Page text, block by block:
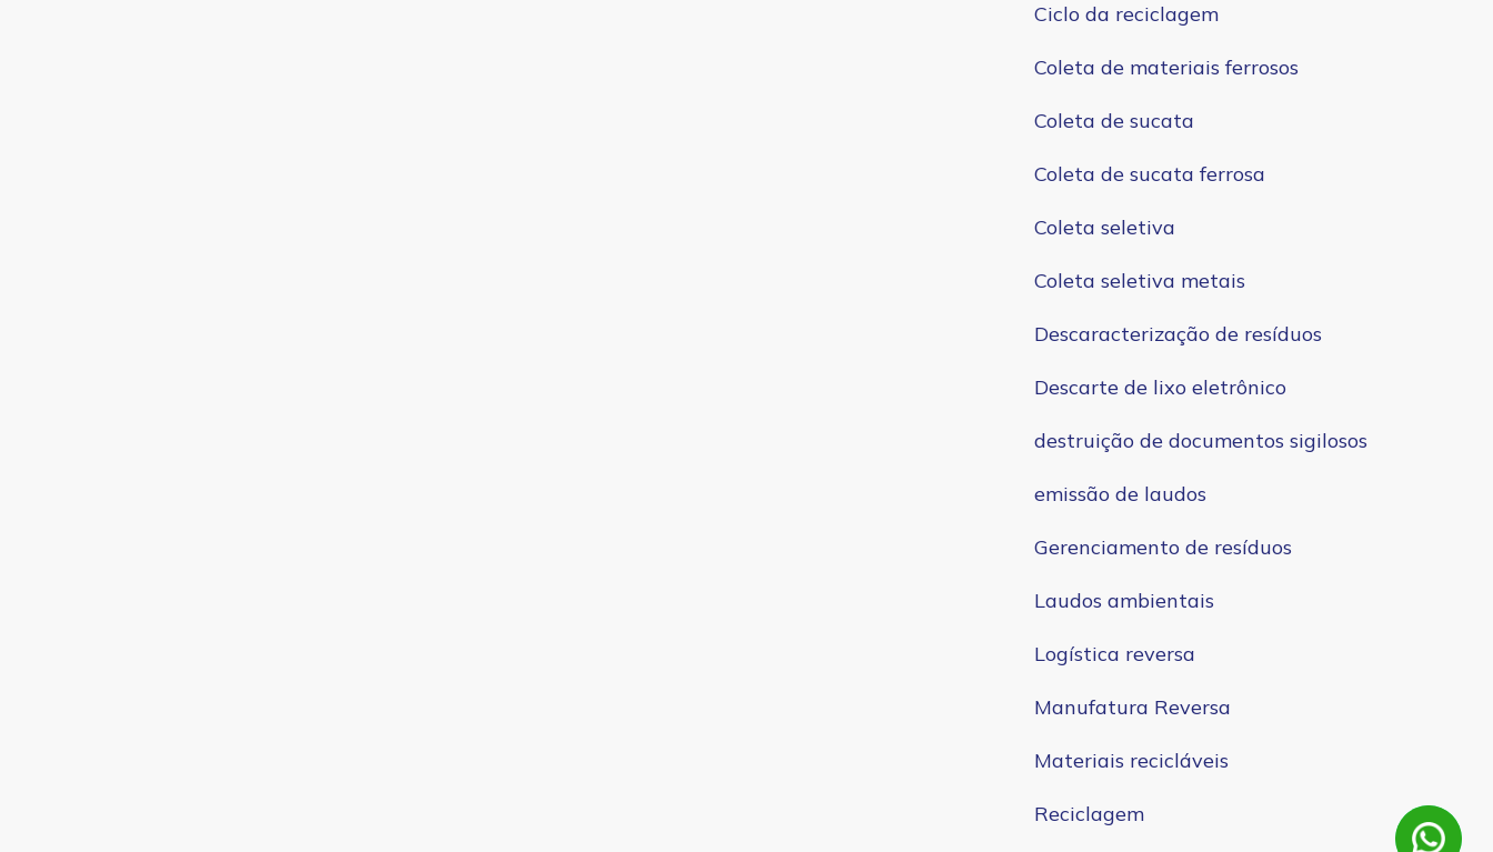
Ciclo da reciclagem
Coleta de materiais ferrosos
Coleta de sucata
Coleta de sucata ferrosa
Coleta seletiva
Coleta seletiva metais
Descaracterização de resíduos
Descarte de lixo eletrônico
destruição de documentos sigilosos
emissão de laudos
Gerenciamento de resíduos
Laudos ambientais
Logística reversa
Manufatura Reversa
Materiais recicláveis
Reciclagem